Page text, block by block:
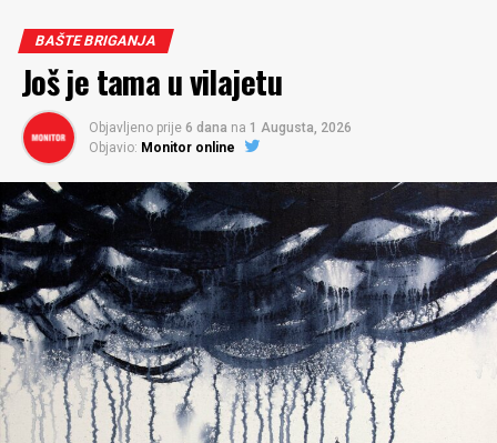
BAŠTE BRIGANJA
Još je tama u vilajetu
Objavljeno prije 6 dana na 1 Augusta, 2026
Objavio: Monitor online